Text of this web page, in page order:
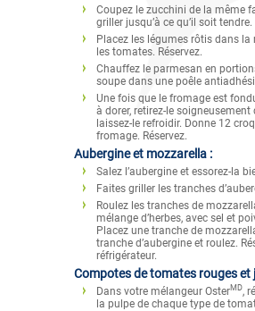
Coupez le zucchini de la même
griller jusqu’à ce qu’il soit tendre.
Placez les légumes rôtis dans la
les tomates. Réservez.
Chauffez le parmesan en
soupe dans une poêle
Une fois que le fromage est
à dorer, retirez-le soigneusement
laissez-le refroidir. Donne 12
fromage. Réservez.
Aubergine et mozzarella :
Salez l’aubergine et essorez-la
Faites griller les tranches
Roulez les tranches de
mélange d’herbes, avec sel et
Placez une tranche de
tranche d’aubergine et roulez.
réfrigérateur.
Compotes de tomates rouges et
Dans votre mélangeur OsterMD,
la pulpe de chaque type de